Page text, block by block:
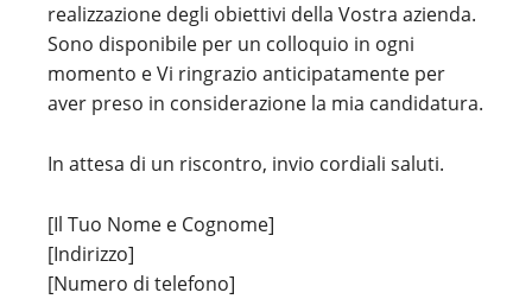
realizzazione degli obiettivi della Vostra azienda.
Sono disponibile per un colloquio in ogni
momento e Vi ringrazio anticipatamente per
aver preso in considerazione la mia candidatura.
In attesa di un riscontro, invio cordiali saluti.
[Il Tuo Nome e Cognome]
[Indirizzo]
[Numero di telefono]